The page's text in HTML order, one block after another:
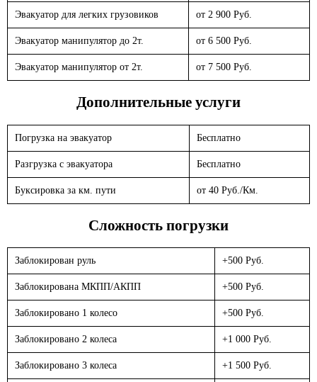
Эвакуатор для легких грузовиков от 2 900 Руб.
Эвакуатор манипулятор до 2т. от 6 500 Руб.
Эвакуатор манипулятор от 2т. от 7 500 Руб.
Дополнительные услуги
Погрузка на эвакуатор Бесплатно
Разгрузка с эвакуатора Бесплатно
Буксировка за км. пути от 40 Руб./Км.
Сложность погрузки
Заблокирован руль +500 Руб.
Заблокирована МКПП/АКПП +500 Руб.
Заблокировано 1 колесо +500 Руб.
Заблокировано 2 колеса +1 000 Руб.
Заблокировано 3 колеса +1 500 Руб.